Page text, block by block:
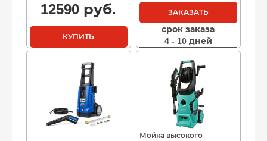
12590 руб.
КУПИТЬ
ЗАКАЗАТЬ
срок заказа
4 - 10 дней
Мойка высокого